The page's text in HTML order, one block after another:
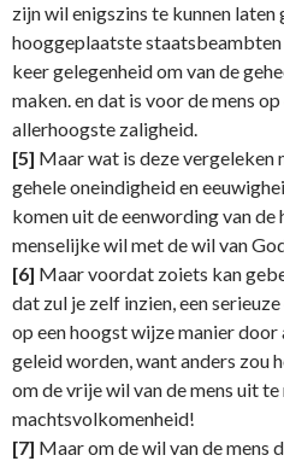
zijn wil enigszins te kunnen
hooggeplaatste
keer gelegenheid om van de
maken. en dat is voor de mens
allerhoogste zaligheid.
[5] Maar wat is deze vergeleken
gehele oneindigheid en
komen uit de eenwording van
menselijke wil met de wil van
[6] Maar voordat zoiets kan
dat zul je zelf inzien, een
op een hoogst wijze manier door
geleid worden, want anders zou
om de vrije wil van de mens uit
machtsvolkomenheid!
[7] Maar om de wil van de mens